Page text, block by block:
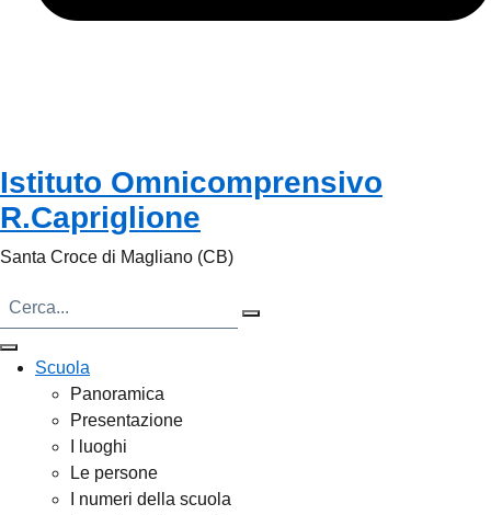
Istituto Omnicomprensivo
R.Capriglione
Santa Croce di Magliano (CB)
Scuola
Panoramica
Presentazione
I luoghi
Le persone
I numeri della scuola